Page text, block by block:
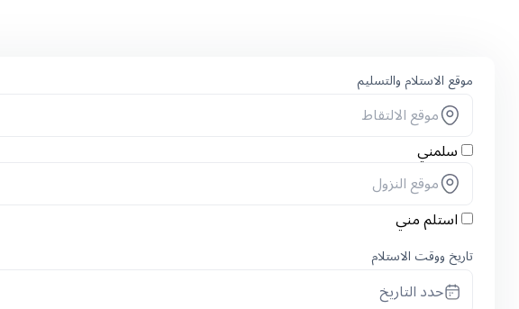
موقع الاستلام والتسليم
سلمني
استلم مني
تاريخ ووقت الاستلام
حدد التاريخ